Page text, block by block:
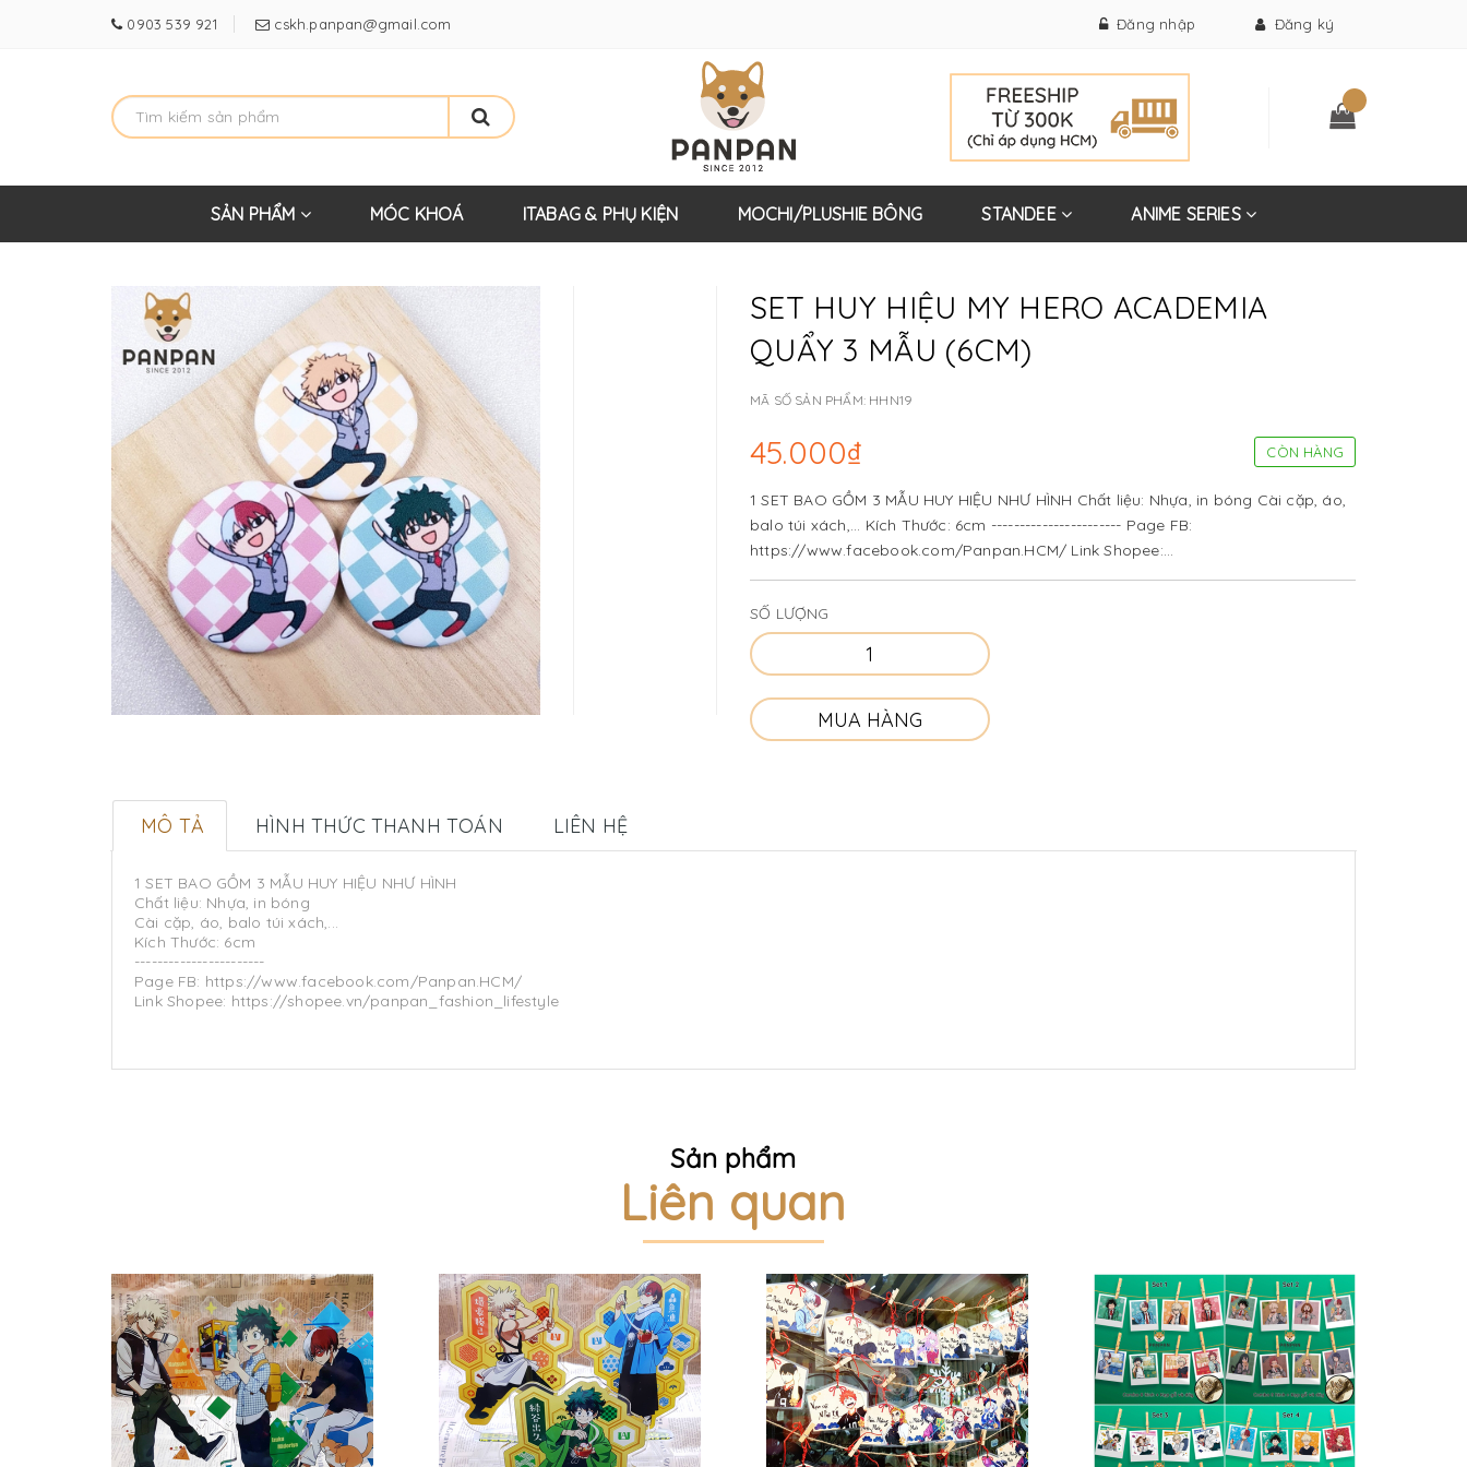
0903 539 921 cskh.panpan@gmail.com Đăng nhập Đăng ký
SẢN PHẨM MÓC KHOÁ ITABAG & PHỤ KIỆN MOCHI/PLUSHIE BÔNG STANDEE ANIME SERIES
SET HUY HIỆU MY HERO ACADEMIA
QUẨY 3 MẪU (6CM)
MÃ SỐ SẢN PHẨM: HHN19
45.000₫ CÒN HÀNG
1 SET BAO GỒM 3 MẪU HUY HIỆU NHƯ HÌNH Chất liệu: Nhựa, in bóng Cài cặp, áo,
balo túi xách,... Kích Thước: 6cm ----------------------- Page FB:
https://www.facebook.com/Panpan.HCM/ Link Shopee:
https://shopee.vn/panpan_fashion_lifestyle
SỐ LƯỢNG
MUA HÀNG
MÔ TẢ HÌNH THỨC THANH TOÁN LIÊN HỆ
1 SET BAO GỒM 3 MẪU HUY HIỆU NHƯ HÌNH
Chất liệu: Nhựa, in bóng
Cài cặp, áo, balo túi xách,...
Kích Thước: 6cm
-----------------------
Page FB: https://www.facebook.com/Panpan.HCM/
Link Shopee: https://shopee.vn/panpan_fashion_lifestyle
Sản phẩm
Liên quan